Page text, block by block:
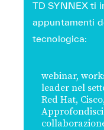
TD SYNNEX ti
appuntamenti
tecnologica:
webinar,
leader nel
Red Hat,